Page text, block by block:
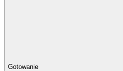
Gotowanie